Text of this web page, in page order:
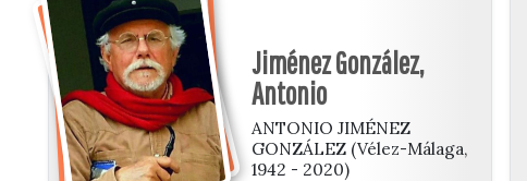
Jiménez González,
Antonio
ANTONIO JIMÉNEZ
GONZÁLEZ (Vélez-Málaga,
1942 - 2020)